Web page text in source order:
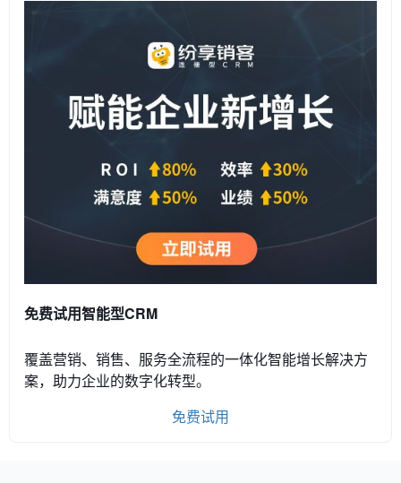
免费试用智能型CRM
覆盖营销、销售、服务全流程的一体化智能增长解决方
案，助力企业的数字化转型。
免费试用